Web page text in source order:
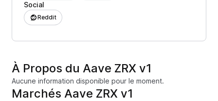
Social
Reddit
À Propos du Aave ZRX v1
Aucune information disponible pour le moment.
Marchés Aave ZRX v1